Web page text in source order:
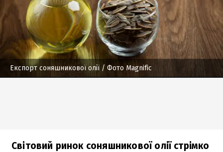
Експорт соняшникової олії / Фото Magnific
Світовий ринок соняшникової олії стрімко